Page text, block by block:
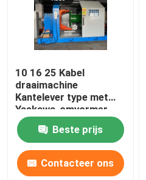
10 16 25 Kabel
draaimachine
Kantelever type met
Yaskawa-omvormer
Beste prijs
Contacteer ons